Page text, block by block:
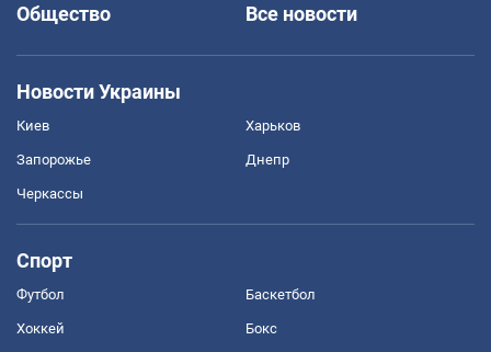
Общество
Все новости
Новости Украины
Киев Харьков
Запорожье Днепр
Черкассы
Спорт
Футбол Баскетбол
Хоккей Бокс